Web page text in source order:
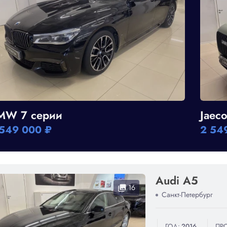
7 серии
000 ₽ 2
collections16 Audi A5
Санкт-Петербург